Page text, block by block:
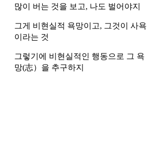
많이 버는 것을 보고, 나도 벌어야지
그게 비현실적 욕망이고, 그것이 사욕
이라는 것
그렇기에 비현실적인 행동으로 그 욕
망(志）을 추구하지